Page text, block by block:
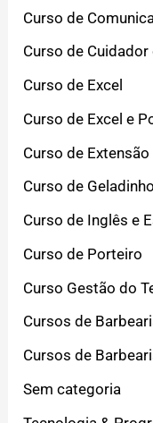
Curso de
Curso de
Curso de Excel
Curso de Excel e
Curso de
Curso de
Curso de Inglês e
Curso de Porteiro
Curso Gestão do
Cursos de
Cursos de
Sem categoria